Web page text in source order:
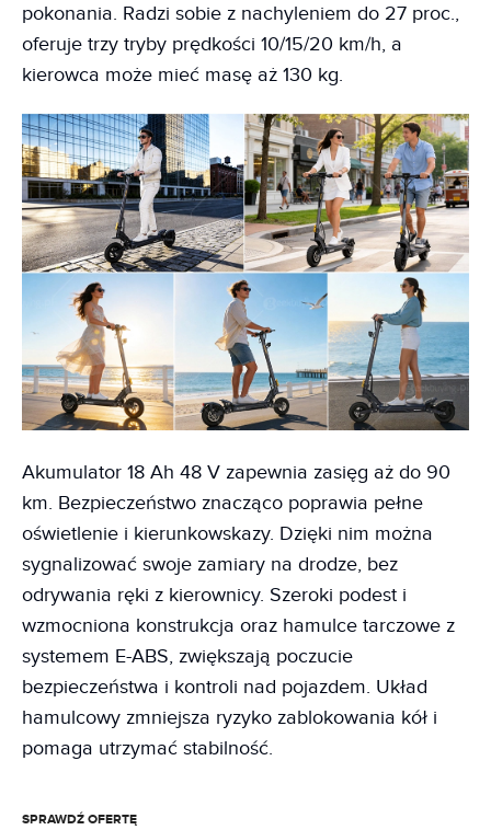
pokonania. Radzi sobie z nachyleniem do 27 proc.,
oferuje trzy tryby prędkości 10/15/20 km/h, a
kierowca może mieć masę aż 130 kg.
Akumulator 18 Ah 48 V zapewnia zasięg aż do 90
km. Bezpieczeństwo znacząco poprawia pełne
oświetlenie i kierunkowskazy. Dzięki nim można
sygnalizować swoje zamiary na drodze, bez
odrywania ręki z kierownicy. Szeroki podest i
wzmocniona konstrukcja oraz hamulce tarczowe z
systemem E-ABS, zwiększają poczucie
bezpieczeństwa i kontroli nad pojazdem. Układ
hamulcowy zmniejsza ryzyko zablokowania kół i
pomaga utrzymać stabilność.
SPRAWDŹ OFERTĘ